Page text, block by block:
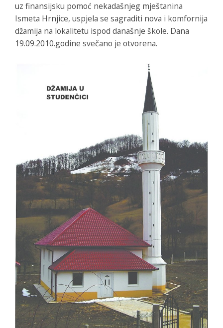
uz finansijsku pomoć nekadašnjeg mještanina
Ismeta Hrnjice, uspjela se sagraditi nova i komfornija
džamija na lokalitetu ispod današnje škole. Dana
19.09.2010.godine svečano je otvorena.